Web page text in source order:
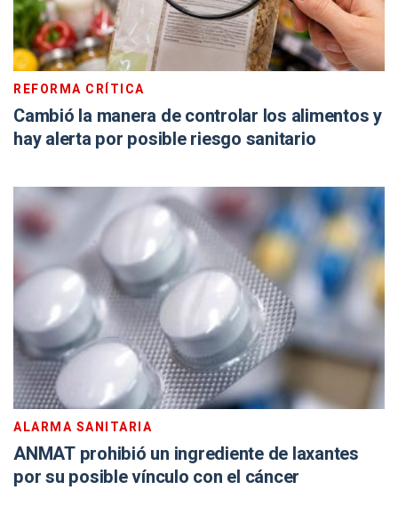
REFORMA CRÍTICA
Cambió la manera de controlar los alimentos y
hay alerta por posible riesgo sanitario
ALARMA SANITARIA
ANMAT prohibió un ingrediente de laxantes
por su posible vínculo con el cáncer